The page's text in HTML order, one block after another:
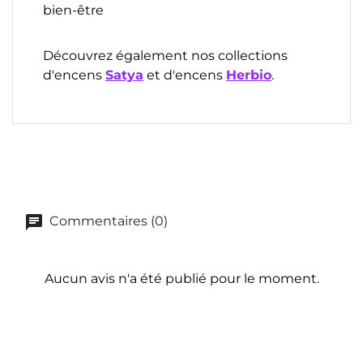
bien-être
Découvrez également nos collections
d'encens Satya et d'encens Herbio.
Commentaires (0)
Aucun avis n'a été publié pour le moment.